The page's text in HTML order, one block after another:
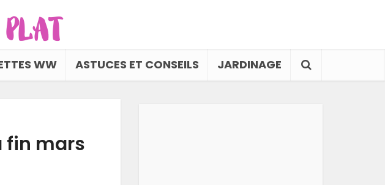
WW ASTUCES ET CONSEILS JARDINAGE
fin mars